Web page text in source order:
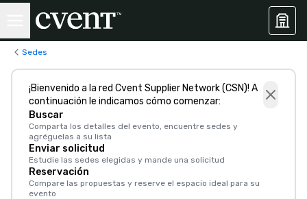
Sedes
¡Bienvenido a la red Cvent Supplier Network (CSN)! A
continuación le indicamos cómo comenzar:
Buscar
Comparta los detalles del evento, encuentre sedes y
agréguelas a su lista
Enviar solicitud
Estudie las sedes elegidas y mande una solicitud
Reservación
Compare las propuestas y reserve el espacio ideal para su
evento